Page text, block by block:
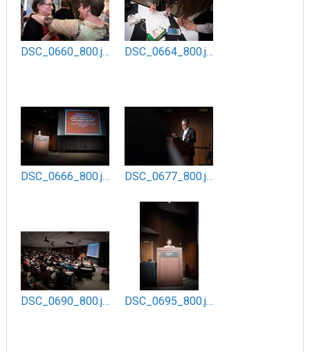
DSC_0660_800.jpg DSC_0664_800.jpg
DSC_0666_800.jpg DSC_0677_800.jpg
DSC_0690_800.jpg DSC_0695_800.jpg